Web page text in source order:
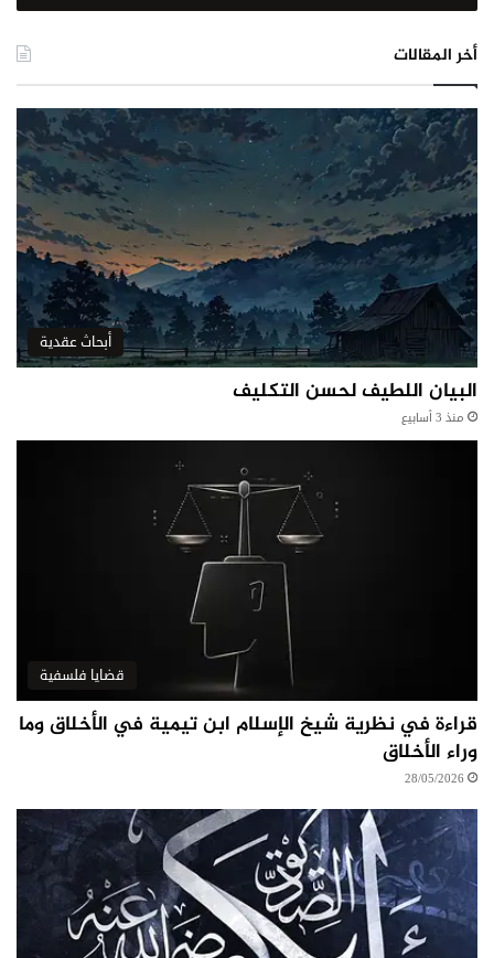
أخر المقالات
أبحاث عقدية
البيان اللطيف لحسن التكليف
منذ 3 أسابيع
قضايا فلسفية
قراءة في نظرية شيخ الإسلام ابن تيمية في الأخلاق وما
وراء الأخلاق
28/05/2026